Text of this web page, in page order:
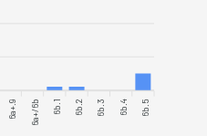
6a+.9 6a+/6b 6b.1 6b.2 6b.3 6b.4 6b.5